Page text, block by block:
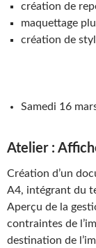
création de
maquettage
création de
Samedi 16
Atelier :
Création d’un
A4, intégrant du
Aperçu de la
contraintes de
destination de